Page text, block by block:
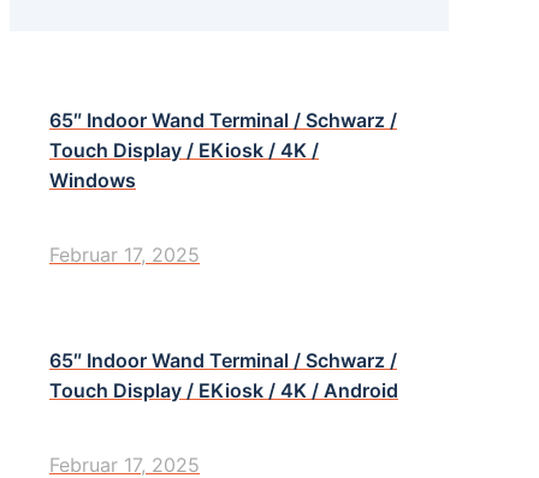
65″ Indoor Wand Terminal / Schwarz /
Touch Display / EKiosk / 4K /
Windows
Februar 17, 2025
65″ Indoor Wand Terminal / Schwarz /
Touch Display / EKiosk / 4K / Android
Februar 17, 2025